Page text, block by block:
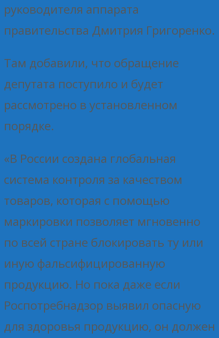
руководителя аппарата
правительства Дмитрия Григоренко.
Там добавили, что обращение
депутата поступило и будет
рассмотрено в установленном
порядке.
«В России создана глобальная
система контроля за качеством
товаров, которая с помощью
маркировки позволяет мгновенно
по всей стране блокировать ту или
иную фальсифицированную
продукцию. Но пока даже если
Роспотребнадзор выявил опасную
для здоровья продукцию, он должен